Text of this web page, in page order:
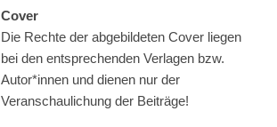
Cover
Die Rechte der abgebildeten Cover liegen
bei den entsprechenden Verlagen bzw.
Autor*innen und dienen nur der
Veranschaulichung der Beiträge!